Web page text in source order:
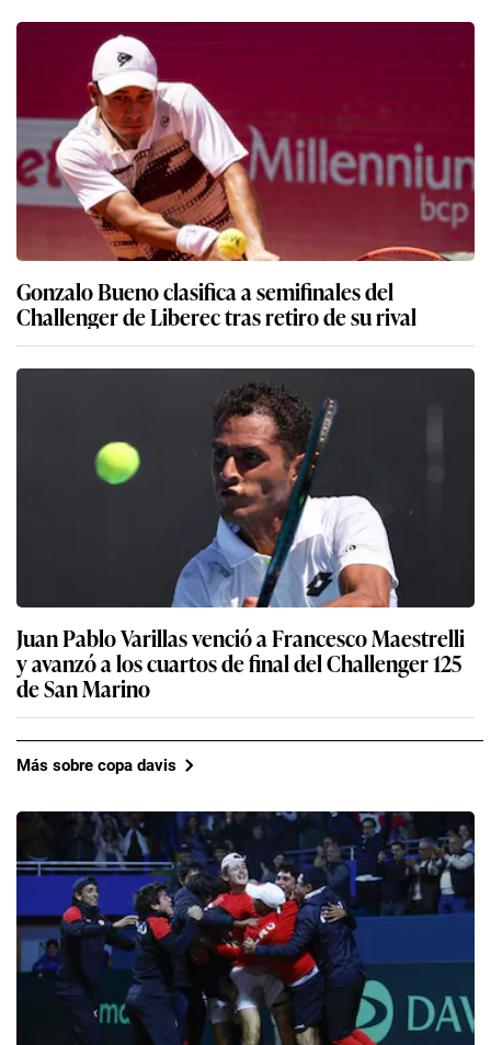
Gonzalo Bueno clasifica a semifinales del
Challenger de Liberec tras retiro de su rival
Juan Pablo Varillas venció a Francesco Maestrelli
y avanzó a los cuartos de final del Challenger 125
de San Marino
Más sobre copa davis